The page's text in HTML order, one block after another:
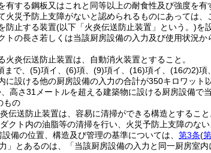
有する鋼板又はこれと同等以上の耐食性及び強度を有
火災予防上支障がないと認められるものにあっては、
防止する装置(以下「火炎伝送防止装置」という。)を
トの長さ若しくは当該厨房設備の入力及び使用状況
火炎伝送防止装置は、自動消火装置とすること。
まで、(5)項イ、(6)項、(9)項イ、(16)項イ、(16の2)項
に設ける他の厨房設備の入力の合計が350キロワット
高さ31メートルを超える建築物に設ける厨房設備
もの
伝送防止装置は、容易に清掃ができる構造とすること
クト内の油脂等の清掃を行い、火災予防上支障のない
備の位置、構造及び管理の基準については、 第3条(
」とあるのは、「当該厨房設備の入力と同一厨房室